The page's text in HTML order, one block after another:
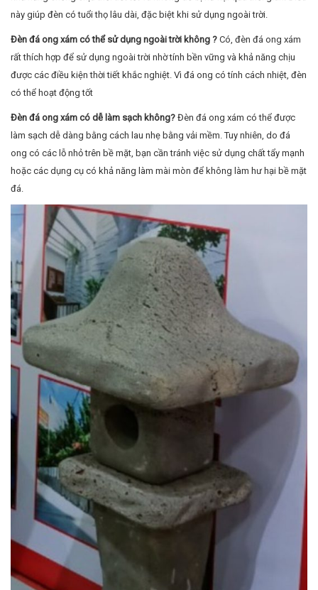
làm sạch dễ dàng bằng cách lau nhẹ bằng vải mềm. Tuy nhiên, do đá
hoặc các dụng cụ có khả năng làm mài mòn để không làm hư hại bề mặt
đá.